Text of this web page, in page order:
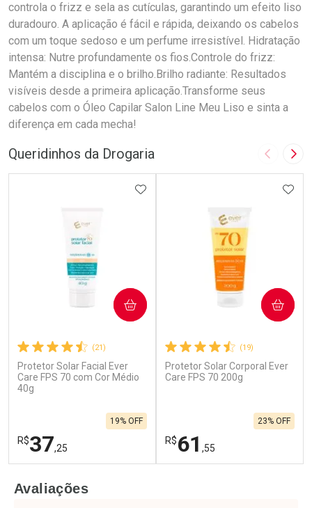
controla o frizz e sela as cutículas, garantindo um efeito liso
duradouro. A aplicação é fácil e rápida, deixando os cabelos
com um toque sedoso e um perfume irresistível. Hidratação
intensa: Nutre profundamente os fios.Controle do frizz:
Mantém a disciplina e o brilho.Brilho radiante: Resultados
visíveis desde a primeira aplicação.Transforme seus
cabelos com o Óleo Capilar Salon Line Meu Liso e sinta a
diferença em cada mecha!
Queridinhos da Drogaria Imagem
(21)
Protetor Solar Facial Ever
Care FPS 70 com Cor Médio
40g
R$37,25
19% OFF
ADICIONAR AOS FAVORITOS
COMPRAR
(19)
Protetor Solar Corporal Ever
Care FPS 70 200g
R$61 ,55
23% OFF
COMPRAR
Avaliações